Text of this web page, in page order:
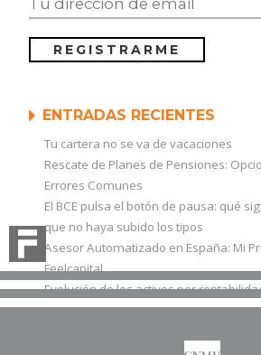
ENTRADAS RECIENTES
Tu cartera no se va de vacaciones
Rescate de Planes de Pensiones:
Errores Comunes
El BCE pulsa el botón de pausa: qué
que no haya subido los tipos
Asesor Automatizado en España: Mi
Feelcapital
Evolución de los activos por